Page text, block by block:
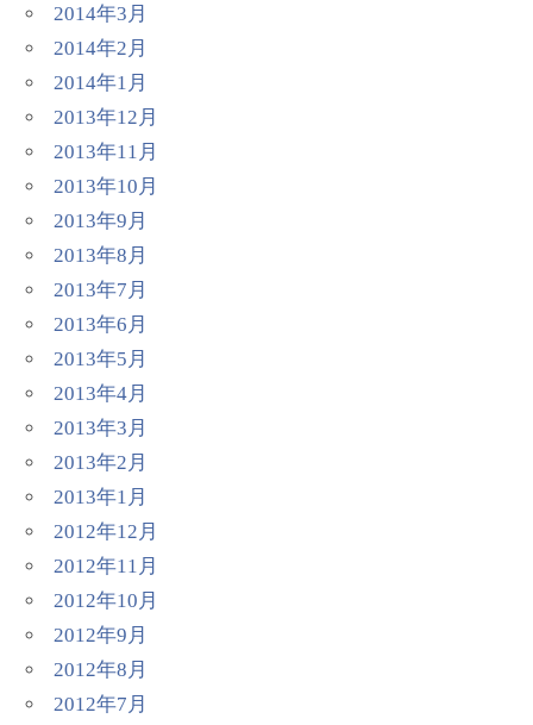
2014年3月
2014年2月
2014年1月
2013年12月
2013年11月
2013年10月
2013年9月
2013年8月
2013年7月
2013年6月
2013年5月
2013年4月
2013年3月
2013年2月
2013年1月
2012年12月
2012年11月
2012年10月
2012年9月
2012年8月
2012年7月